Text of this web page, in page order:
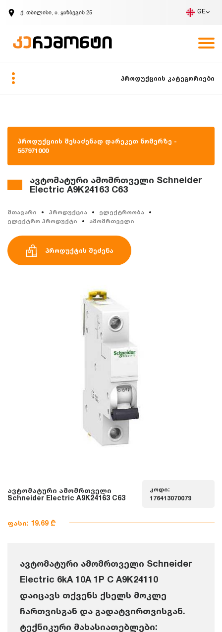
ქ. თბილისი, ა. ყაზბეგის 25 GE
ზარის მოთხოვნა
პროდუქციის კატეგორიები
პროდუქციის შესაძენად დარეკეთ ნომერზე -
557971000
ავტომატური ამომრთველი Schneider
Electric A9K24163 C63
მთავარი პროდუქცია
ელექტროობა
ელექტრო პროდუქტი
ამომრთველი
პროდუქტის შეძენა
ავტომატური ამომრთველი
Schneider Electric A9K24163 C63
კოდი:
176413070079
ფასი: 19.69 ₾
ავტომატური ამომრთველი Schneider
Electric 6kA 10A 1P C A9K24110
დაიცავს თქვენს ქსელს მოკლე
ჩართვისგან და გადატვირთვისგან.
ტექნიკური მახასიათებლები: